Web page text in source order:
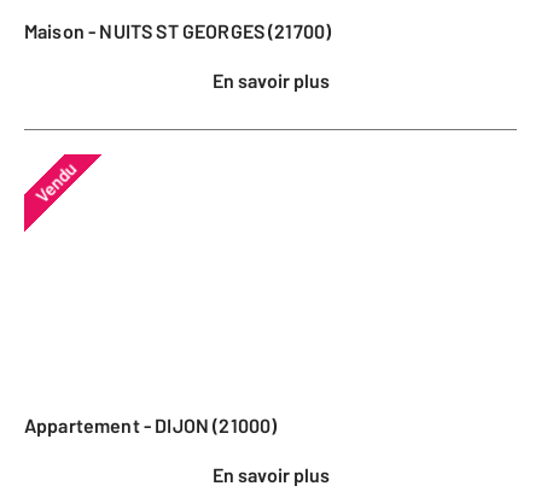
Maison - NUITS ST GEORGES (21700)
En savoir plus
Vendu
Appartement - DIJON (21000)
En savoir plus